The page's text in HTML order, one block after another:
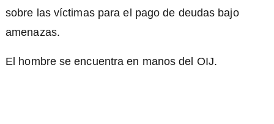
sobre las víctimas para el pago de deudas bajo
amenazas.
El hombre se encuentra en manos del OIJ.